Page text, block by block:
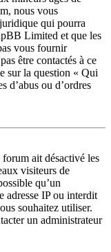
nous vous
qui pourra
Limited et que les
vous fournir
être contactés à ce
sur la question « Qui
d’abus ou d’ordres
ait désactivé les
visiteurs de
qu’un
adresse IP ou interdit
souhaitez utiliser.
un administrateur